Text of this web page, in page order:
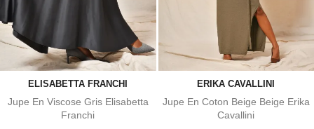
ELISABETTA FRANCHI
Jupe En Viscose Gris Elisabetta
Franchi
ERIKA CAVALLINI
Jupe En Coton Beige Beige Erika
Cavallini